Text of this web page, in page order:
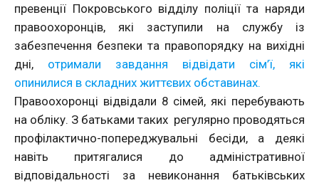
превенції Покровського відділу поліції та наряди
правоохоронців, які заступили на службу із
забезпечення безпеки та правопорядку на вихідні
дні, отримали завдання відвідати сім’ї, які
опинилися в складних життєвих обставинах.
Правоохоронці відвідали 8 сімей, які перебувають
на обліку. З батьками таких регулярно проводяться
профілактично-попереджувальні бесіди, а деякі
навіть притягалися до адміністративної
відповідальності за невиконання батьківських